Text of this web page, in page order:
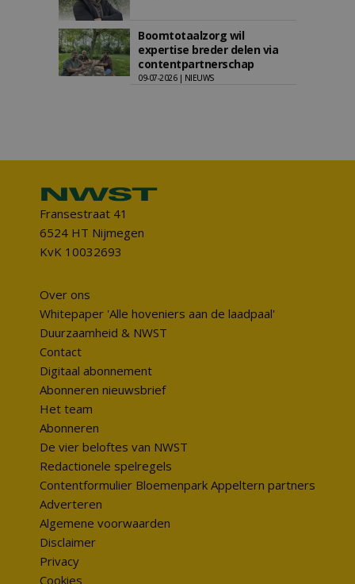
Boomtotaalzorg wil
expertise breder delen via
contentpartnerschap
09-07-2026 | NIEUWS
Fransestraat 41
6524 HT Nijmegen
KvK 10032693
Over ons
Whitepaper 'Alle hoveniers aan de laadpaal'
Duurzaamheid & NWST
Contact
Digitaal abonnement
Abonneren nieuwsbrief
Het team
Abonneren
De vier beloftes van NWST
Redactionele spelregels
Contentformulier Bloemenpark Appeltern partners
Adverteren
Algemene voorwaarden
Disclaimer
Privacy
Cookies